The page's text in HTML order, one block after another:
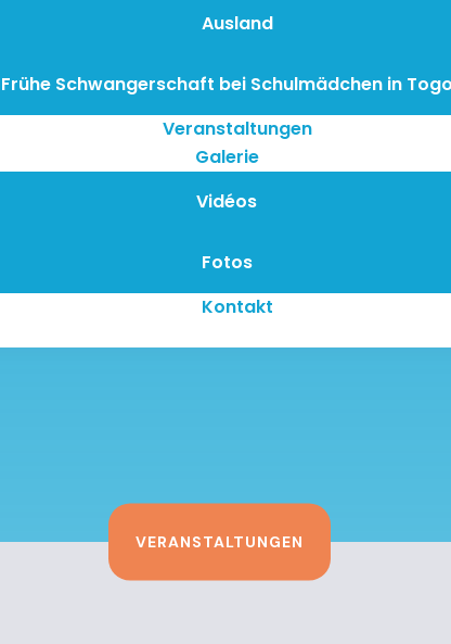
Ausland
Frühe Schwangerschaft bei Schulmädchen in Togo
Veranstaltungen
Galerie
Vidéos
Fotos
Kontakt
VERANSTALTUNGEN